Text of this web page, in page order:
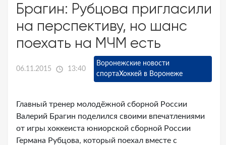
Брагин: Рубцова пригласили
на перспективу, но шанс
поехать на МЧМ есть
06.11.2015 13:40
Воронежские новости
спортаХоккей в Воронеже
Главный тренер молодёжной сборной России
Валерий Брагин поделился своими впечатлениями
от игры хоккеиста юниорской сборной России
Германа Рубцова, который поехал вместе с